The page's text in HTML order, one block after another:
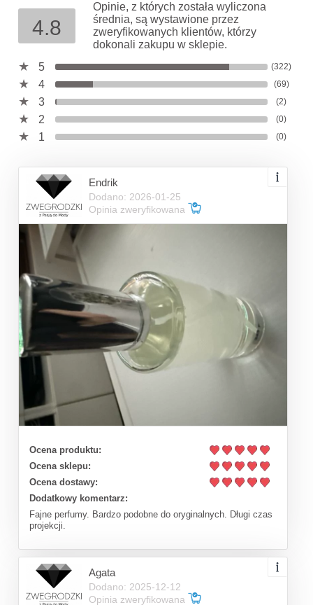
4.8
Opinie, z których została wyliczona
średnia, są wystawione przez
zweryfikowanych klientów, którzy
dokonali zakupu w sklepie.
5
(322)
4 (69)
3 (2)
2 (0)
1 (0)
Endrik
Dodano: 2026-01-25
Opinia zweryfikowana
Ocena produktu:
Ocena sklepu:
Ocena dostawy:
Dodatkowy komentarz:
Fajne perfumy. Bardzo podobne do oryginalnych. Długi czas
projekcji.
Agata
Dodano: 2025-12-12
Opinia zweryfikowana